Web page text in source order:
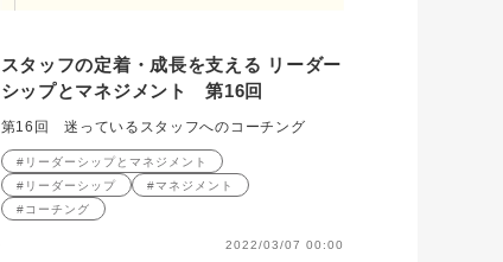
スタッフの定着・成長を支える リーダー
シップとマネジメント 第16回
第16回 迷っているスタッフへのコーチング
#リーダーシップとマネジメント
#リーダーシップ
#マネジメント
#コーチング
2022/03/07 00:00